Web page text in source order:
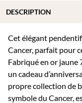
Cet élégant
Cancer, parfait pour
Fabriqué en or
un cadeau
propre collection de
symbole du Cancer,
DESCRIPTION